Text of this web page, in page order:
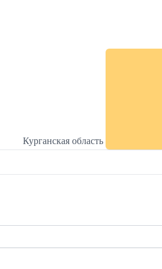
Курганская область